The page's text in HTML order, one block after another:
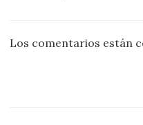
Los comentarios están